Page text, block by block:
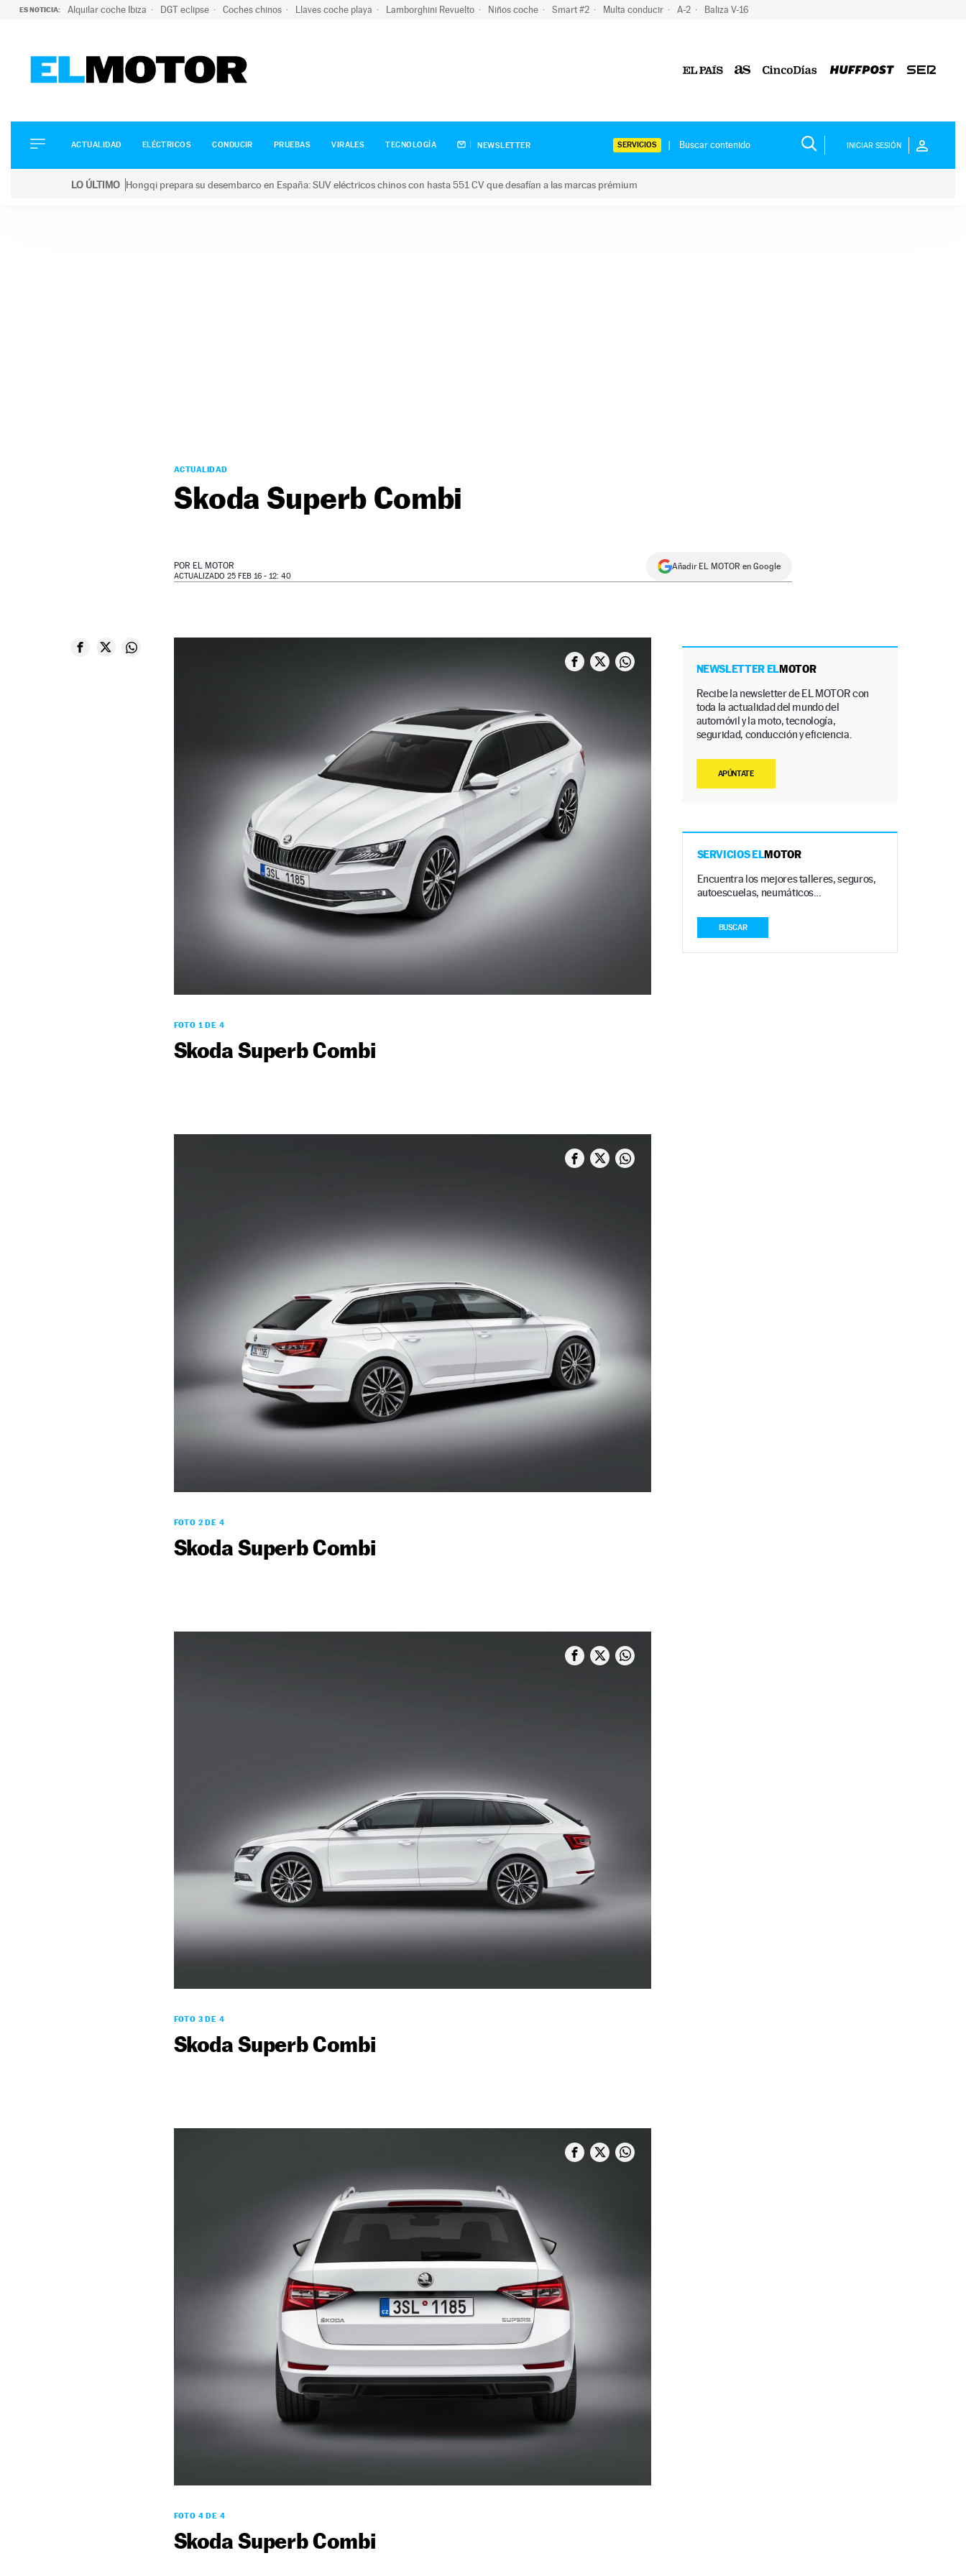
ES NOTICIA: Alquilar coche Ibiza DGT eclipse Coches chinos Llaves coche playa Lamborghini Revuelto Niños coche Smart #2 Multa conducir A-2 Baliza V-16
ELÉCTRICOS
CONDUCIR
ACTUALIDAD ELÉCTRICOS CONDUCIR PRUEBAS VIRALES TECNOLOGÍA NEWSLETTER SERVICIOS INICIAR SESIÓN
LO ÚLTIMO Hongqi prepara su desembarco en España: SUV eléctricos chinos con hasta 551 CV que desafían a las marcas prémium
ACTUALIDAD
Skoda Superb Combi
POR EL MOTOR
ACTUALIZADO 25 FEB 16 - 12: 40
Añadir EL MOTOR en Google
FOTO 1 DE 4
Skoda Superb Combi
FOTO 2 DE 4
Skoda Superb Combi
FOTO 3 DE 4
Skoda Superb Combi
FOTO 4 DE 4
Skoda Superb Combi
NEWSLETTER ELMOTOR
Recibe la newsletter de EL MOTOR con
toda la actualidad del mundo del
automóvil y la moto, tecnología,
seguridad, conducción y eficiencia.
APÚNTATE
SERVICIOS ELMOTOR
Encuentra los mejores talleres, seguros,
autoescuelas, neumáticos…
BUSCAR